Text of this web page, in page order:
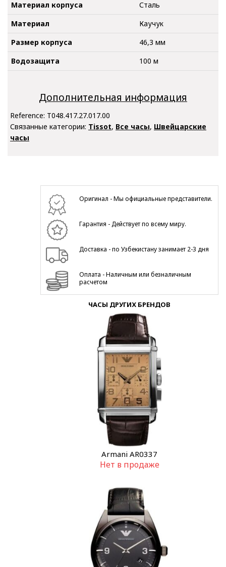
Материал корпуса
Сталь
Материал
Каучук
Размер корпуса
46,3 мм
Водозащита
100 м
Дополнительная информация
Reference: T048.417.27.017.00
Связанные категории: Tissot, Все часы, Швейцарские
часы
Оригинал - Мы официальные представители.
Гарантия - Действует по всему миру.
Доставка - по Узбекистану занимает 2-3 дня
Оплата - Наличным или безналичным
расчетом
ЧАСЫ ДРУГИХ БРЕНДОВ
Armani AR0337
Нет в продаже